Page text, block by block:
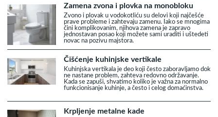
Zamena zvona i plovka na monobloku
Zvono i plovak u vodokotliću su delovi koji najčešće
prave probleme i zahtevaju zamenu. Iako se mnogima
čini komplikovanim, njihova zamena je zapravo
jednostavan posao koji možete sami uraditi i uštedeti
novac na pozivu majstora.
Čišćenje kuhinjske vertikale
Kuhinjska vertikala je deo koji često zaboravljamo dok
ne nastane problem, zahteva redovno održavanje.
Kada se zapuši, shvatimo koliko je važna za normalno
funkcionisanje kuhinje, a često i celog domaćinstva.
Krpljenje metalne kade